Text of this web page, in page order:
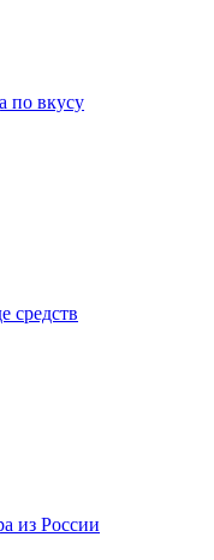
по вкусу
средств
из России